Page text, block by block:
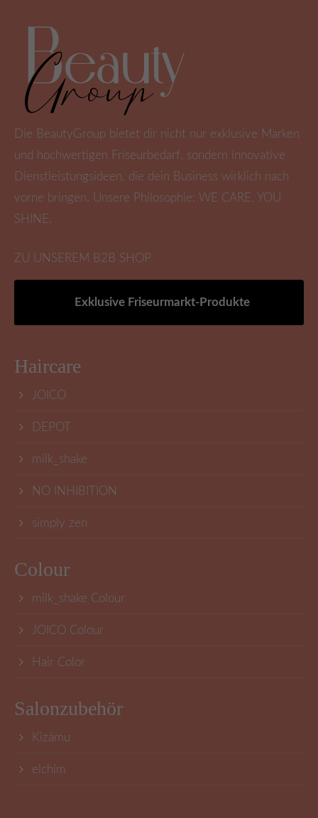
Die BeautyGroup bietet dir nicht nur exklusive Marken
und hochwertigen Friseurbedarf, sondern innovative
Dienstleistungsideen, die dein Business wirklich nach
vorne bringen. Unsere Philosophie: WE CARE. YOU
SHINE.
ZU UNSEREM B2B SHOP
Exklusive Friseurmarkt-Produkte
Haircare
JOICO
DEPOT
milk_shake
NO INHIBITION
simply zen
Colour
milk_shake Colour
JOICO Colour
Hair Color
Salonzubehör
Kizámu
elchim